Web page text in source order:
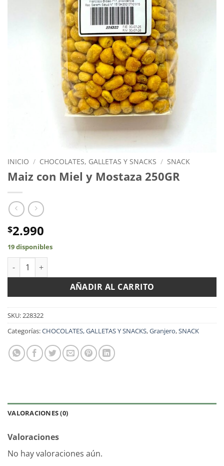
INICIO / CHOCOLATES, GALLETAS Y SNACKS / SNACK
Maiz con Miel y Mostaza 250GR
$2.990
19 disponibles
Maiz con Miel y Mostaza 250GR cantidad
AÑADIR AL CARRITO
SKU:228322
Categorías:CHOCOLATES, GALLETAS Y SNACKS,Granjero,SNACK
VALORACIONES (0)
Valoraciones
No hay valoraciones aún.